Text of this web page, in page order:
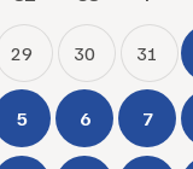
29 30 31
5 6 7